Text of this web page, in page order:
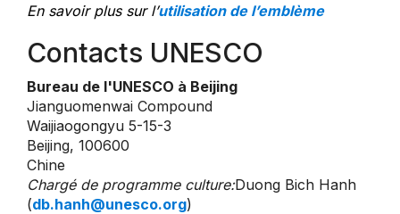
En savoir plus sur l’utilisation de l’emblème
Contacts UNESCO
Bureau de l'UNESCO à Beijing
Jianguomenwai Compound
Waijiaogongyu 5-15-3
Beijing, 100600
Chine
Chargé de programme culture:Duong Bich Hanh
(db.hanh@unesco.org)